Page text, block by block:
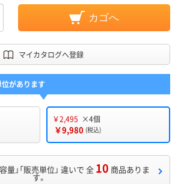
カゴへ
マイカタログへ登録
があります
￥2,495 ×4個
￥9,980 (税込)
量」「販売単位」 違いで 全 10 商品ありま
す。